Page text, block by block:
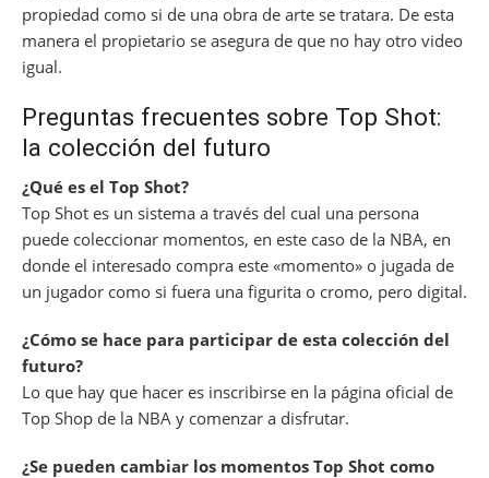
propiedad como si de una obra de arte se tratara. De esta
manera el propietario se asegura de que no hay otro video
igual.
Preguntas frecuentes sobre Top Shot:
la colección del futuro
¿Qué es el Top Shot?
Top Shot es un sistema a través del cual una persona
puede coleccionar momentos, en este caso de la NBA, en
donde el interesado compra este «momento» o jugada de
un jugador como si fuera una figurita o cromo, pero digital.
¿Cómo se hace para participar de esta colección del
futuro?
Lo que hay que hacer es inscribirse en la página oficial de
Top Shop de la NBA y comenzar a disfrutar.
¿Se pueden cambiar los momentos Top Shot como